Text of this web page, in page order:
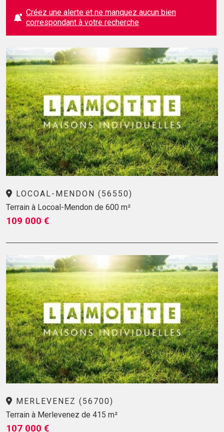
Créez une alerte et ne manquez aucun bien
correspondant à votre recherche
LOCOAL-MENDON (56550)
Terrain à Locoal-Mendon de 600 m²
109 000 €
MERLEVENEZ (56700)
Terrain à Merlevenez de 415 m²
107 000 €